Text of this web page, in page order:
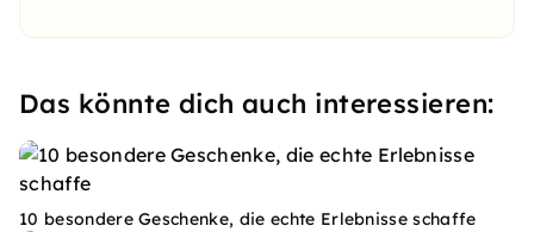
Das könnte dich auch interessieren:
10 besondere Geschenke, die echte Erlebnisse schaffe